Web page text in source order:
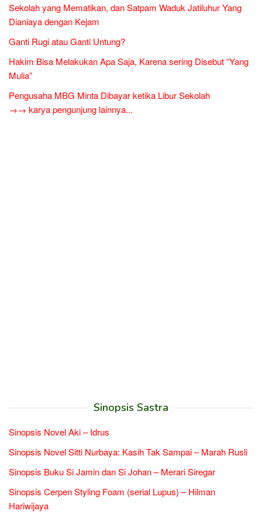
Sekolah yang Mematikan, dan Satpam Waduk Jatiluhur Yang
Dianiaya dengan Kejam
Ganti Rugi atau Ganti Untung?
Hakim Bisa Melakukan Apa Saja, Karena sering Disebut “Yang
Mulia”
Pengusaha MBG Minta Dibayar ketika Libur Sekolah
→→ karya pengunjung lainnya...
Sinopsis Sastra
Sinopsis Novel Aki – Idrus
Sinopsis Novel Sitti Nurbaya: Kasih Tak Sampai – Marah Rusli
Sinopsis Buku Si Jamin dan Si Johan – Merari Siregar
Sinopsis Cerpen Styling Foam (serial Lupus) – Hilman
Hariwijaya